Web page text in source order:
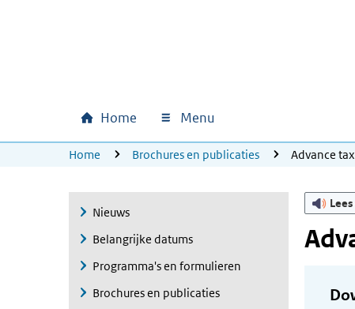
Hoofdnavigatie
Home Menu
U bevindt zich hier:
Home Brochures en publicaties Advance
Nieuws
Belangrijke datums
Programma's en formulieren
Brochures en publicaties